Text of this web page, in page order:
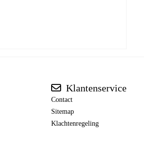
Klantenservice
Contact
Sitemap
Klachtenregeling